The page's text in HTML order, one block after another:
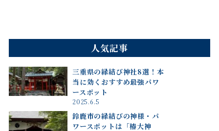
人気記事
三重県の縁結び神社8選！本
当に効くおすすめ最強パワ
ースポット
2025.6.5
鈴鹿市の縁結びの神様・パ
ワースポットは「椿大神